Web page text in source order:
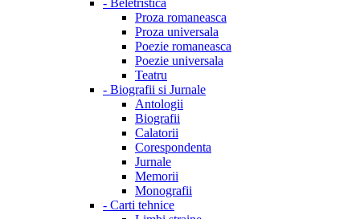
- Beletristica
Proza romaneasca
Proza universala
Poezie romaneasca
Poezie universala
Teatru
- Biografii si Jurnale
Antologii
Biografii
Calatorii
Corespondenta
Jurnale
Memorii
Monografii
- Carti tehnice